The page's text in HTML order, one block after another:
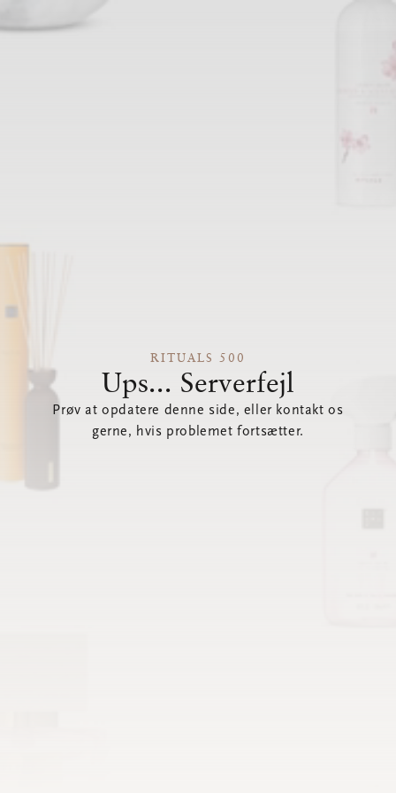
RITUALS 500
Ups... Serverfejl
Prøv at opdatere denne side, eller kontakt os
gerne, hvis problemet fortsætter.